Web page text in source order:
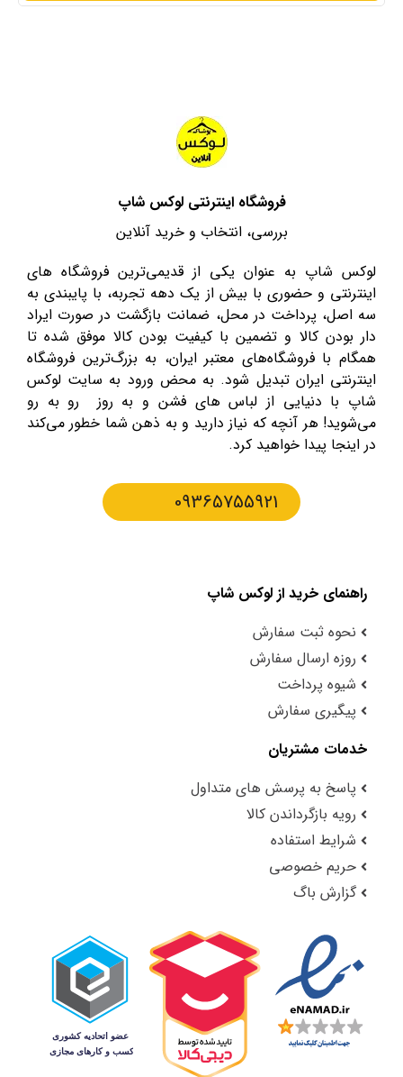
فروشگاه اینترنتی لوکس شاپ
بررسی، انتخاب و خرید آنلاین
لوکس شاپ به عنوان یکی از قدیمی‌ترین فروشگاه های
اینترنتی و حضوری با بیش از یک دهه تجربه، با پایبندی به
سه اصل، پرداخت در محل، ضمانت بازگشت در صورت ایراد
دار بودن کالا و تضمین با کیفیت بودن کالا موفق شده تا
همگام با فروشگاه‌های معتبر ایران، به بزرگ‌ترین فروشگاه
اینترنتی ایران تبدیل شود. به محض ورود به سایت لوکس
شاپ با دنیایی از لباس های فشن و به روز رو به رو
می‌شوید! هر آنچه که نیاز دارید و به ذهن شما خطور می‌کند
در اینجا پیدا خواهید کرد.
09365755921
راهنمای خرید از لوکس شاپ
نحوه ثبت سفارش
روزه ارسال سفارش
شیوه پرداخت
پیگیری سفارش
خدمات مشتریان
پاسخ به پرسش های متداول
رویه بازگرداندن کالا
شرایط استفاده
حریم خصوصی
گزارش باگ